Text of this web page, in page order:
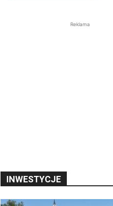
Reklama
INWESTYCJE